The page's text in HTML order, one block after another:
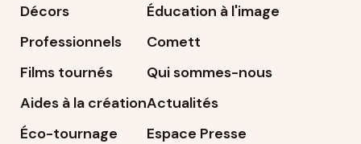
Décors
Professionnels
Films tournés
Aides à la création
Éco-tournage
Éducation à l'image
Comett
Qui sommes-nous
Actualités
Espace Presse